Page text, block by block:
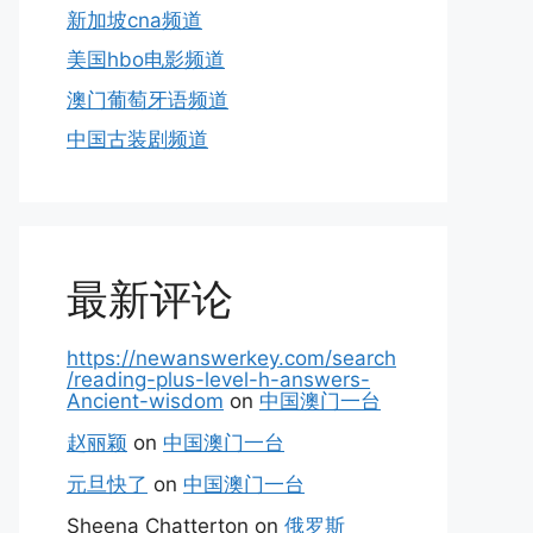
新加坡cna频道
美国hbo电影频道
澳门葡萄牙语频道
中国古装剧频道
最新评论
https://newanswerkey.com/search
/reading-plus-level-h-answers-
Ancient-wisdom on 中国澳门一台
赵丽颖 on 中国澳门一台
元旦快了 on 中国澳门一台
Sheena Chatterton on 俄罗斯